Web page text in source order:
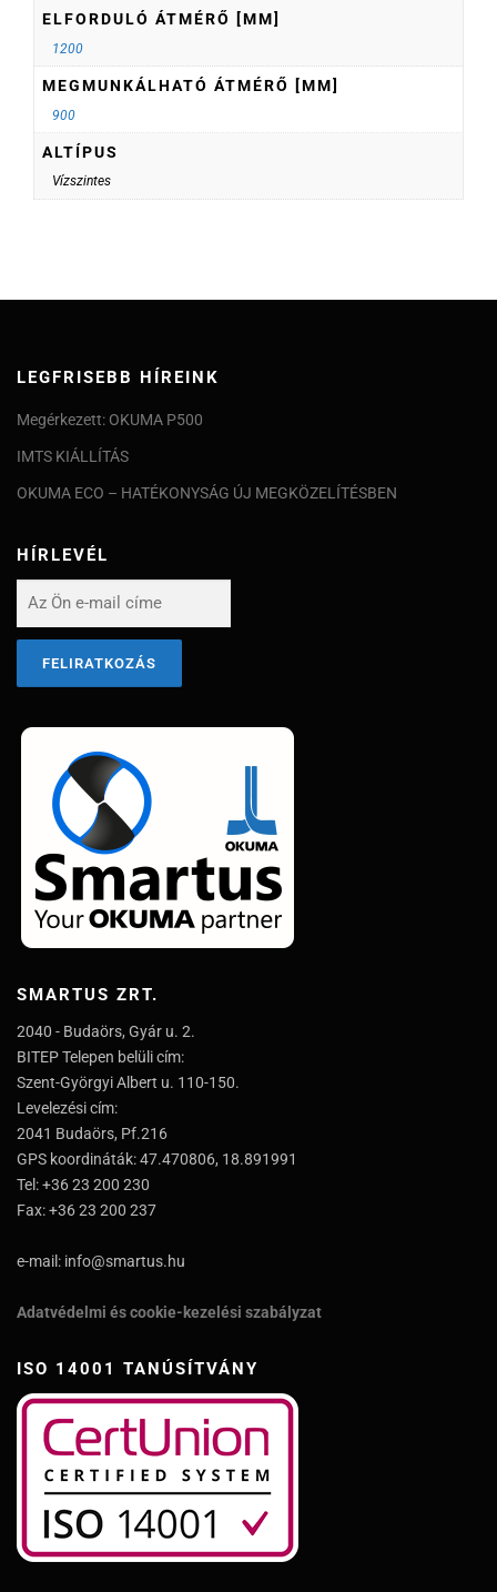
ELFORDULÓ ÁTMÉRŐ [MM]
1200
MEGMUNKÁLHATÓ ÁTMÉRŐ [MM]
900
ALTÍPUS
Vízszintes
LEGFRISEBB HÍREINK
Megérkezett: OKUMA P500
IMTS KIÁLLÍTÁS
OKUMA ECO – HATÉKONYSÁG ÚJ MEGKÖZELÍTÉSBEN
HÍRLEVÉL
SMARTUS ZRT.
2040 - Budaörs, Gyár u. 2.
BITEP Telepen belüli cím:
Szent-Györgyi Albert u. 110-150.
Levelezési cím:
2041 Budaörs, Pf.216
GPS koordináták: 47.470806, 18.891991
Tel: +36 23 200 230
Fax: +36 23 200 237
e-mail: info@smartus.hu
Adatvédelmi és cookie-kezelési szabályzat
ISO 14001 TANÚSÍTVÁNY